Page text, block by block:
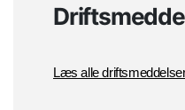
Læs alle